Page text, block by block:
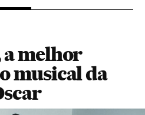
a melhor
musical da